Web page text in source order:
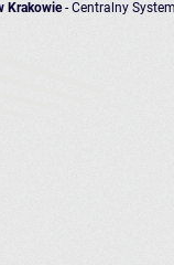
Krakowie- Centralny